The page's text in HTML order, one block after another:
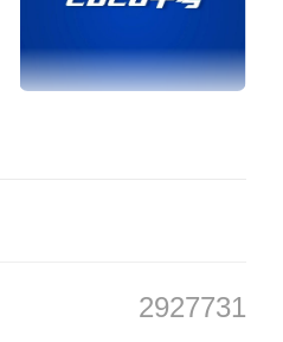
2927731